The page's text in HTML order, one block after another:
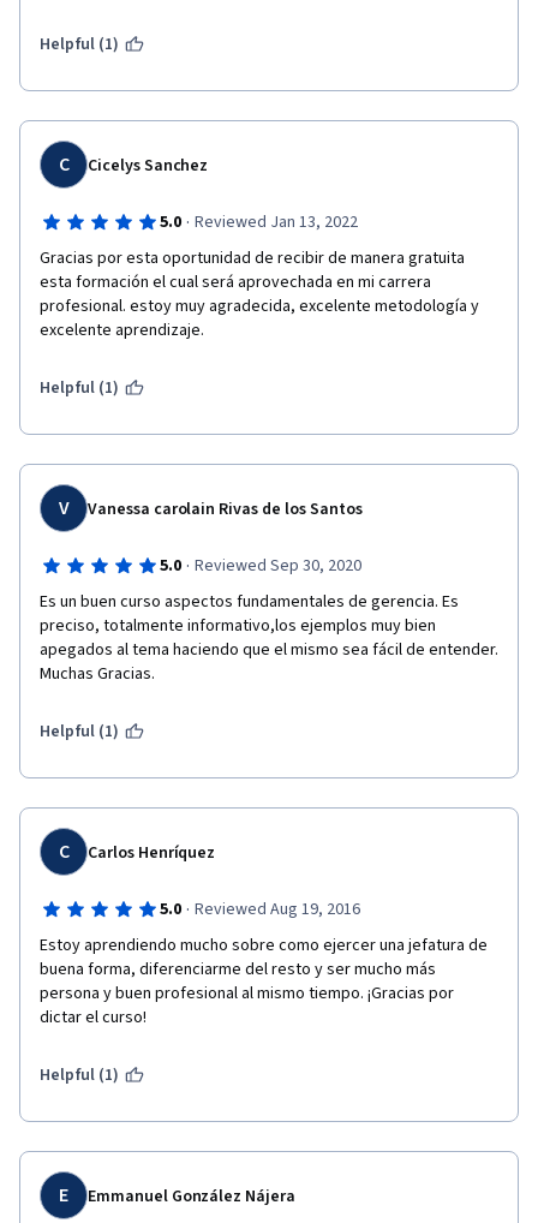
Helpful (1)
C Cicelys Sanchez
5.0 · Reviewed Jan 13, 2022
Gracias por esta oportunidad de recibir de manera gratuita
esta formación el cual será aprovechada en mi carrera
profesional. estoy muy agradecida, excelente metodología y
excelente aprendizaje.
Helpful (1)
V Vanessa carolain Rivas de los Santos
5.0 · Reviewed Sep 30, 2020
Es un buen curso aspectos fundamentales de gerencia. Es
preciso, totalmente informativo,los ejemplos muy bien
apegados al tema haciendo que el mismo sea fácil de entender.
Muchas Gracias.
Helpful (1)
C Carlos Henríquez
5.0 · Reviewed Aug 19, 2016
Estoy aprendiendo mucho sobre como ejercer una jefatura de
buena forma, diferenciarme del resto y ser mucho más
persona y buen profesional al mismo tiempo. ¡Gracias por
dictar el curso!
Helpful (1)
E Emmanuel González Nájera